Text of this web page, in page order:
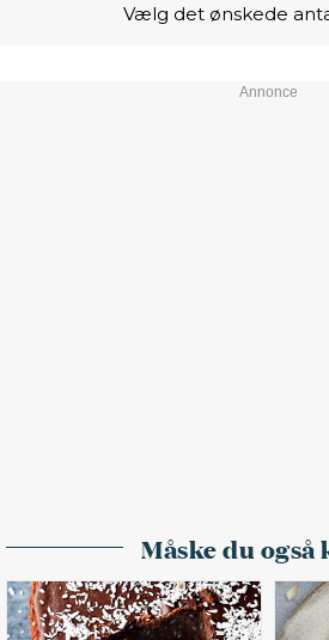
Vælg det ønskede
Måske du også